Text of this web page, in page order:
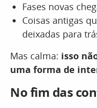
Fases novas
Coisas antigas
deixadas para
Mas calma: isso
uma forma de
No fim das